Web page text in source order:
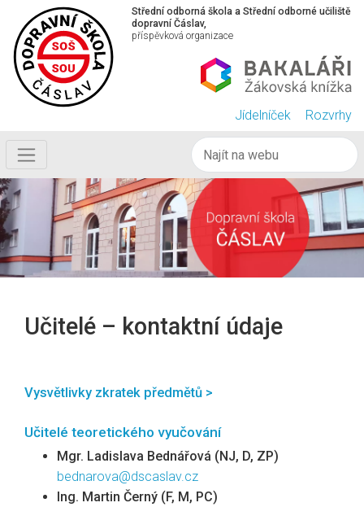
Střední odborná škola a Střední odborné učiliště
dopravní Čáslav,
příspěvková organizace
Jídelníček Rozvrhy
Učitelé – kontaktní údaje
Vysvětlivky zkratek předmětů >
Učitelé teoretického vyučování
Mgr. Ladislava Bednářová (NJ, D, ZP)
bednarova@dscaslav.cz
Ing. Martin Černý (F, M, PC)